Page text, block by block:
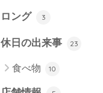
ロング 3
休日の出来事 23
食べ物 10